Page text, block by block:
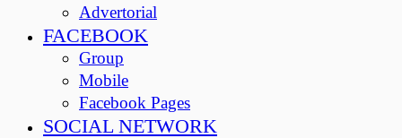
Advertorial
FACEBOOK
Group
Mobile
Facebook Pages
SOCIAL NETWORK